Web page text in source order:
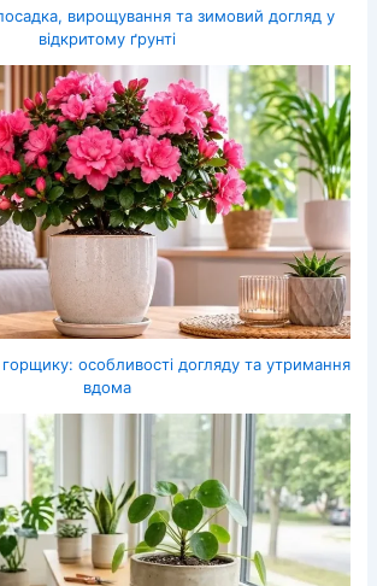
вирощування та зимовий догляд у
відкритому ґрунті
горщику: особливості догляду та утримання
вдома